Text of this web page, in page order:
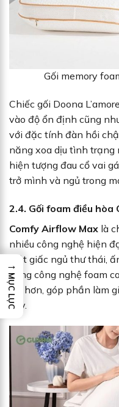
Gối memory
Chiếc gối Doona
vào độ ổn định cũng
với đặc tính đàn hồi
năng xoa dịu tình trạng
hiện tượng đau cổ vai
trở mình và ngủ trong
2.4. Gối foam điều
Comfy Airflow Max là
nhiều công nghệ hiện
một giấc ngủ thư thái,
dụng công nghệ foam
tốt hơn, góp phần làm
gáy.
→
MỤC LỤC